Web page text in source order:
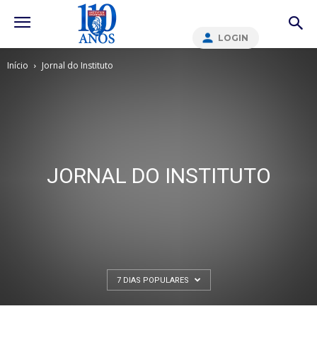
LOGIN
Início Jornal do Instituto
JORNAL DO INSTITUTO
7 DIAS POPULARES